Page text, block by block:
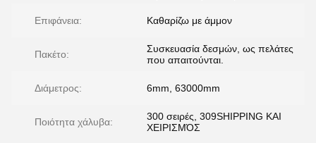
Επιφάνεια: Καθαρίζω με άμμον
Πακέτο:
Συσκευασία δεσμών, ως πελάτες
που απαιτούνται.
Διάμετρος: 6mm, 63000mm
Ποιότητα χάλυβα:
300 σειρές, 309SHIPPING ΚΑΙ
ΧΕΙΡΙΣΜΌΣ